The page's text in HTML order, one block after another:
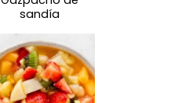
sandía